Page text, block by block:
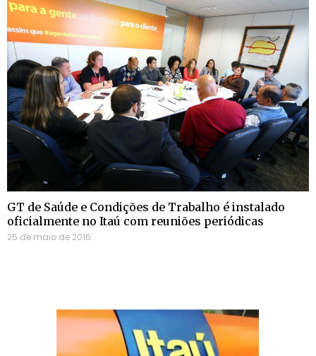
GT de Saúde e Condições de Trabalho é instalado
oficialmente no Itaú com reuniões periódicas
25 de maio de 2016